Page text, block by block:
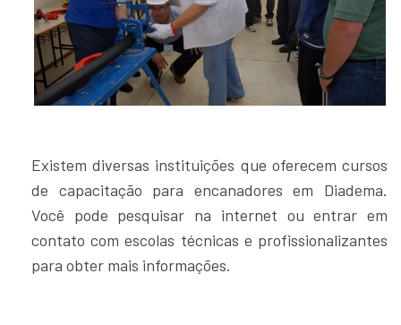
Existem diversas instituições que oferecem cursos
de capacitação para encanadores em Diadema.
Você pode pesquisar na internet ou entrar em
contato com escolas técnicas e profissionalizantes
para obter mais informações.